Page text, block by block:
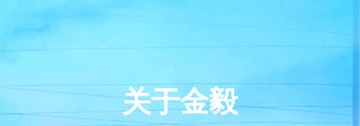
关于金毅